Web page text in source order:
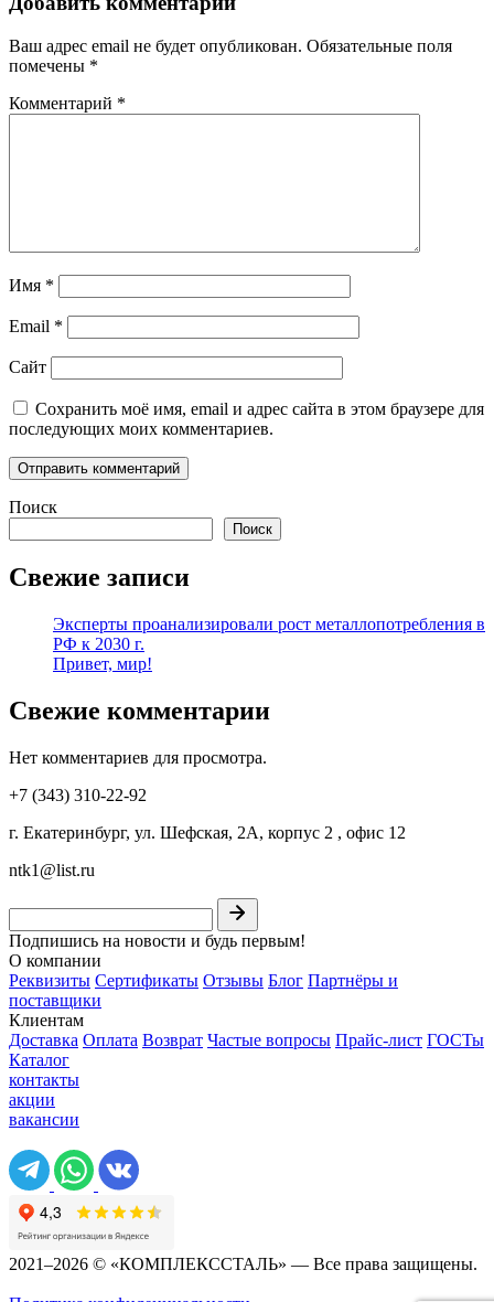
Ваш адрес email не будет опубликован. Обязательные поля
помечены *
Комментарий *
Имя *
Email *
Сайт
Сохранить моё имя, email и адрес сайта в этом браузере для
последующих моих комментариев.
Поиск
Поиск
Свежие записи
Эксперты проанализировали рост металлопотребления в
РФ к 2030 г.
Привет, мир!
Свежие комментарии
Нет комментариев для просмотра.
+7 (343) 310-22-92
г. Екатеринбург, ул. Шефская, 2А, корпус 2 , офис 12
ntk1@list.ru
Подпишись на новости и будь первым!
О компании
Реквизиты Сертификаты Отзывы Блог Партнёры и
поставщики
Клиентам
Доставка Оплата Возврат Частые вопросы Прайс-лист ГОСТы
Каталог
контакты
акции
вакансии
2021–2026 © «КОМПЛЕКССТАЛЬ» — Все права защищены.